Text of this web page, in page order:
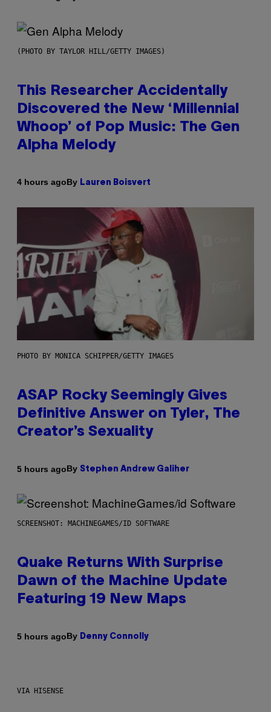
(PHOTO BY TAYLOR HILL/GETTY IMAGES)
This Researcher Accidentally
Discovered the New ‘Millennial
Whoop’ of Pop Music: The Gen
Alpha Melody
4 hours agoBy Lauren Boisvert
PHOTO BY MONICA SCHIPPER/GETTY IMAGES
ASAP Rocky Seemingly Gives
Definitive Answer on Tyler, The
Creator’s Sexuality
5 hours agoBy Stephen Andrew Galiher
SCREENSHOT: MACHINEGAMES/ID SOFTWARE
Quake Returns With Surprise
Dawn of the Machine Update
Featuring 19 New Maps
5 hours agoBy Denny Connolly
VIA HISENSE